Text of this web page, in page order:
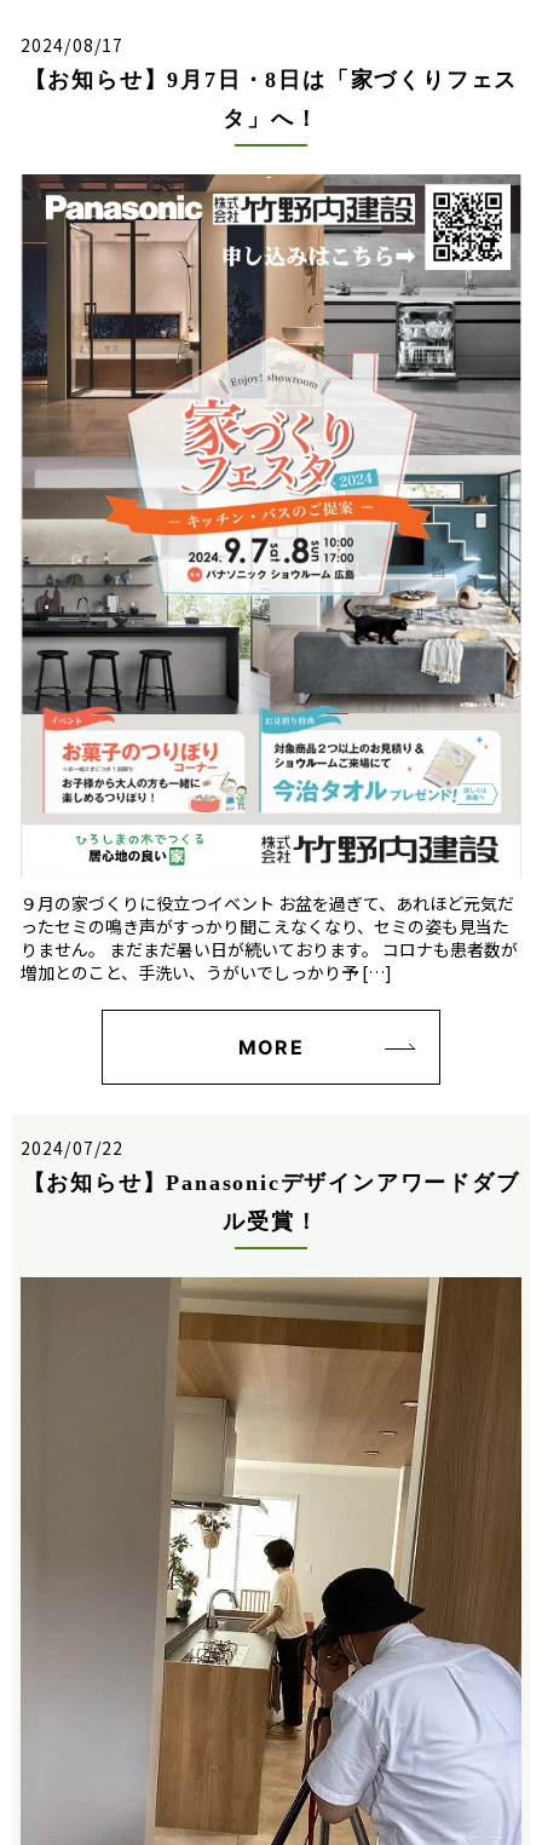
2024/08/17
【お知らせ】9月7日・8日は「家づくりフェス
タ」へ！
９月の家づくりに役立つイベント お盆を過ぎて、あれほど元気だ
ったセミの鳴き声がすっかり聞こえなくなり、セミの姿も見当た
りません。 まだまだ暑い日が続いております。 コロナも患者数が
増加とのこと、手洗い、うがいでしっかり予 […]
MORE
2024/07/22
【お知らせ】Panasonicデザインアワードダブ
ル受賞！